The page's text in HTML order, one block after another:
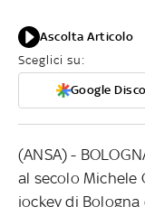
Ascolta Articolo
Sceglici su:
Google
(ANSA) -
al secolo Michele
jockey di